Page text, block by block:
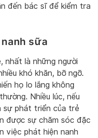
đến bác sĩ để kiểm tra
sữa
nhất là những người
khó khăn, bỡ ngỡ.
họ lo lắng không
Nhiều lúc, nếu
sự phát triển của trẻ
được sự chăm sóc đặc
việc phát hiện nanh